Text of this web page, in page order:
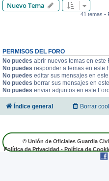
Nuevo Tema
41 temas •
PERMISOS DEL FORO
No puedes abrir nuevos temas en este
No puedes responder a temas en este
No puedes editar sus mensajes en
No puedes borrar sus mensajes en
No puedes enviar adjuntos en este
Índice general Borrar
© Unión de Oficiales Guardia
Política de Privacidad - Política de